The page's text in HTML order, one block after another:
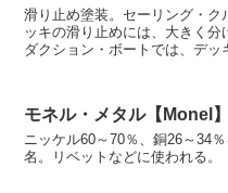
滑り止め塗装。セーリング・
ッキの滑り止めには、大きく
ダクション・ボートでは、デッ
モネル・メタル【Monel】
ニッケル60～70％、銅26～34
名。リベットなどに使われる。